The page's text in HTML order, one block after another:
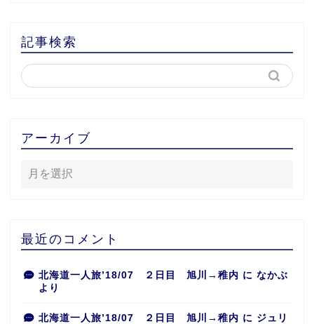
記事検索
アーカイブ
最近のコメント
北海道一人旅’18/07 ２日目 旭川→稚内 に なかぶ
より
北海道一人旅’18/07 ２日目 旭川→稚内 に ジュリ